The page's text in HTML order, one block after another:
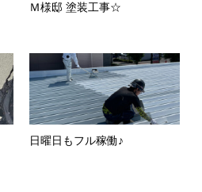
Ｍ様邸 塗装工事☆
日曜日もフル稼働♪